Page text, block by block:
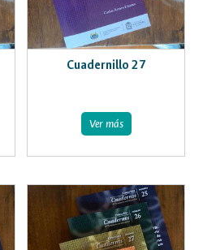
Cuadernillo 27
Ver más